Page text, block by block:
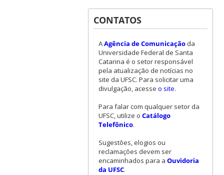
CONTATOS
AAgência de Comunicaçãoda
Universidade Federal de Santa
Catarina é o setor responsável
pela atualização de notícias no
site da UFSC. Para solicitar uma
divulgação, acesse o site.
Para falar com qualquer setor da
UFSC, utilize o Catálogo
Telefônico.
Sugestões, elogios ou
reclamações devem ser
encaminhados para a Ouvidoria
da UFSC.